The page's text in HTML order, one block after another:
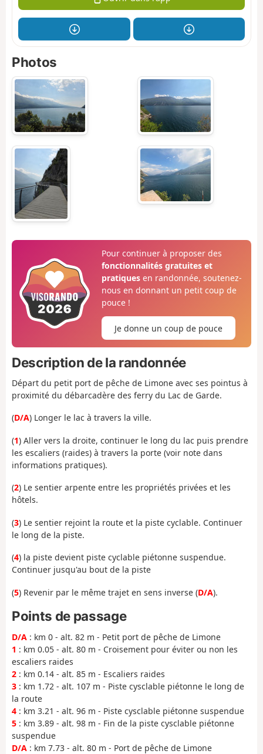
Photos
Pour continuer à proposer des
fonctionnalités gratuites et
pratiquesen randonnée, soutenez-
nous en donnant un petit coup de
pouce !
Je donne un coup de pouce
Description de la randonnée
Départ du petit port de pêche de Limone avec ses pointus à
proximité du débarcadère des ferry du Lac de Garde.
(D/A) Longer le lac à travers la ville.
(1) Aller vers la droite, continuer le long du lac puis prendre
les escaliers (raides) à travers la porte (voir note dans
informations pratiques).
(2) Le sentier arpente entre les propriétés privées et les
hôtels.
(3) Le sentier rejoint la route et la piste cyclable. Continuer
le long de la piste.
(4) la piste devient piste cyclable piétonne suspendue.
Continuer jusqu'au bout de la piste
(5) Revenir par le même trajet en sens inverse (D/A).
Points de passage
D/A : km 0 - alt. 82 m - Petit port de pêche de Limone
1 : km 0.05 - alt. 80 m - Croisement pour éviter ou non les
escaliers raides
2 : km 0.14 - alt. 85 m - Escaliers raides
3 : km 1.72 - alt. 107 m - Piste cysclable piétonne le long de
la route
4 : km 3.21 - alt. 96 m - Piste cysclable piétonne suspendue
5 : km 3.89 - alt. 98 m - Fin de la piste cysclable piétonne
suspendue
D/A : km 7.73 - alt. 80 m - Port de pêche de Limone